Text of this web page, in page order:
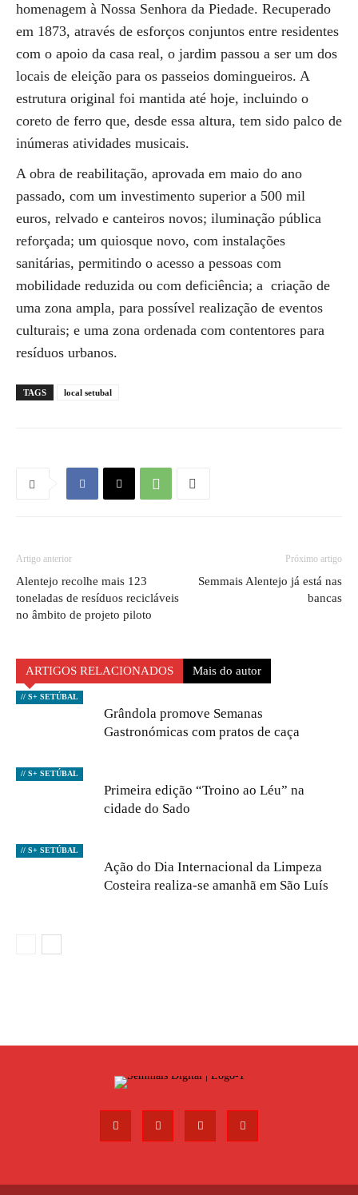
homenagem à Nossa Senhora da Piedade. Recuperado
em 1873, através de esforços conjuntos entre residentes
com o apoio da casa real, o jardim passou a ser um dos
locais de eleição para os passeios domingueiros. A
estrutura original foi mantida até hoje, incluindo o
coreto de ferro que, desde essa altura, tem sido palco de
inúmeras atividades musicais.
A obra de reabilitação, aprovada em maio do ano
passado, com um investimento superior a 500 mil
euros, relvado e canteiros novos; iluminação pública
reforçada; um quiosque novo, com instalações
sanitárias, permitindo o acesso a pessoas com
mobilidade reduzida ou com deficiência; a criação de
uma zona ampla, para possível realização de eventos
culturais; e uma zona ordenada com contentores para
resíduos urbanos.
TAGS local setubal
Artigo anterior
Alentejo recolhe mais 123
toneladas de resíduos recicláveis
no âmbito de projeto piloto
Próximo artigo
Semmais Alentejo já está nas
bancas
ARTIGOS RELACIONADOS Mais do autor
// S+ SETÚBAL
Grândola promove Semanas
Gastronómicas com pratos de caça
// S+ SETÚBAL
Primeira edição “Troino ao Léu” na
cidade do Sado
// S+ SETÚBAL
Ação do Dia Internacional da Limpeza
Costeira realiza-se amanhã em São Luís